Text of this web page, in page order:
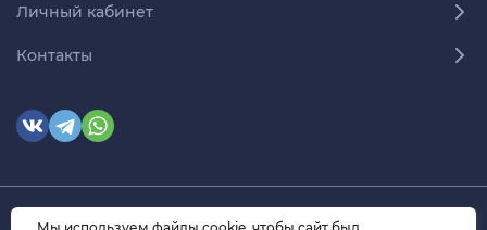
Личный кабинет
Контакты